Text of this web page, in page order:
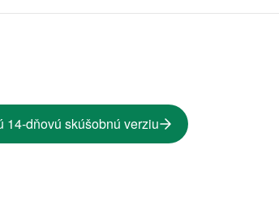
14-dňovú skúšobnú verziu